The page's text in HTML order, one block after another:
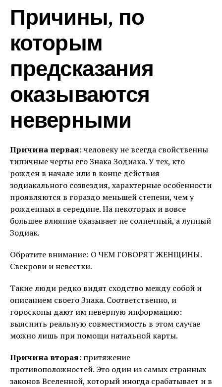
Причины, по
которым
предсказания
оказываются
неверными
Причина первая: человеку не всегда свойственны
типичные черты его Знака Зодиака. У тех, кто
рожден в начале или в конце действия
зодиакального созвездия, характерные особенности
проявляются в гораздо меньшей степени, чем у
рожденных в середине. На некоторых и вовсе
большее влияние оказывает не солнечный, а лунный
Зодиак.
Обратите внимание: О ЧЕМ ГОВОРЯТ ЖЕНЩИНЫ.
Свекрови и невестки.
Такие люди редко видят сходство между собой и
описанием своего Знака. Соответственно, и
гороскопы дают им неверную информацию:
выяснить реальную совместимость в этом случае
можно лишь при помощи натальной карты.
Причина вторая: притяжение
противоположностей. Это один из самых странных
законов Вселенной, который иногда срабатывает и в